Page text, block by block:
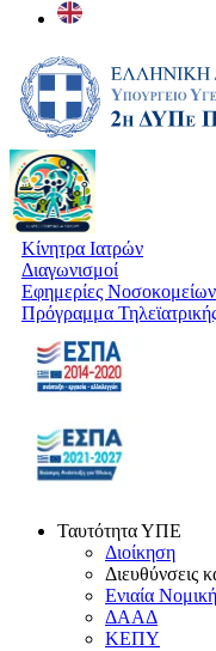
Κίνητρα Ιατρών
Διαγωνισμοί
Εφημερίες Νοσοκομείων
Πρόγραμμα
Ταυτότητα ΥΠΕ
Διοίκηση
Διευθύνσεις
Ενιαία
ΔΑΑΔ
ΚΕΠΥ